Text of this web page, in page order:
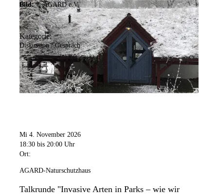
Bild: © AGARD e.V.
Kategorie:
Diskussion / Gespräch
Mi 4. November 2026
18:30 bis 20:00 Uhr
Ort:
AGARD-Naturschutzhaus
Talkrunde "Invasive Arten in Parks – wie wir